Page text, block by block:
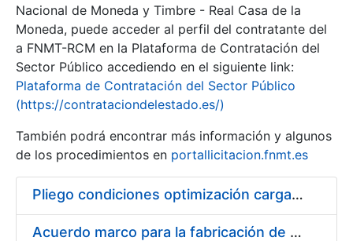
Mostra/Amaga
Nacional de Moneda y Timbre - Real Casa de la
Moneda, puede acceder al perfil del contratante del
a FNMT-RCM en la Plataforma de Contratación del
Sector Público accediendo en el siguiente link:
Plataforma de Contratación del Sector Público
(https://contrataciondelestado.es/)
También podrá encontrar más información y algunos
de los procedimientos en portallicitacion.fnmt.es
Pliego condiciones optimización cargas compras firmado
Acuerdo marco para la fabricación de piezas